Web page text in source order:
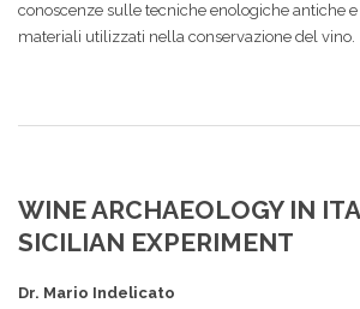
conoscenze sulle tecniche enologiche antiche e
materiali utilizzati nella conservazione del vino.
WINE ARCHAEOLOGY IN
SICILIAN EXPERIMENT
Dr. Mario Indelicato